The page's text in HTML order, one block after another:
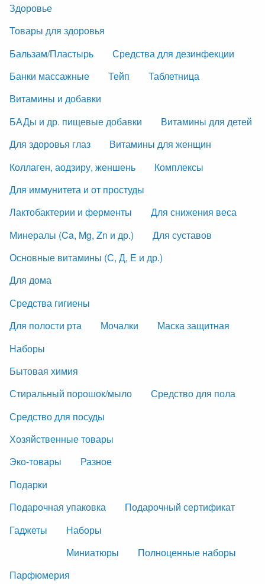
Здоровье
Товары для здоровья
Бальзам/Пластырь
Средства для дезинфекции
Банки массажные
Тейп
Таблетница
Витамины и добавки
БАДы и др. пищевые добавки
Витамины для детей
Для здоровья глаз
Витамины для женщин
Коллаген, аодзиру, женшень
Комплексы
Для иммунитета и от простуды
Лактобактерии и ферменты
Для снижения веса
Минералы (Ca, Mg, Zn и др.)
Для суставов
Основные витамины (С, Д, Е и др.)
Для дома
Средства гигиены
Для полости рта
Мочалки
Маска защитная
Наборы
Бытовая химия
Стиральный порошок/мыло
Средство для пола
Средство для посуды
Хозяйственные товары
Эко-товары
Разное
Подарки
Подарочная упаковка
Подарочный сертификат
Гаджеты
Наборы
Миниатюры
Полноценные наборы
Парфюмерия